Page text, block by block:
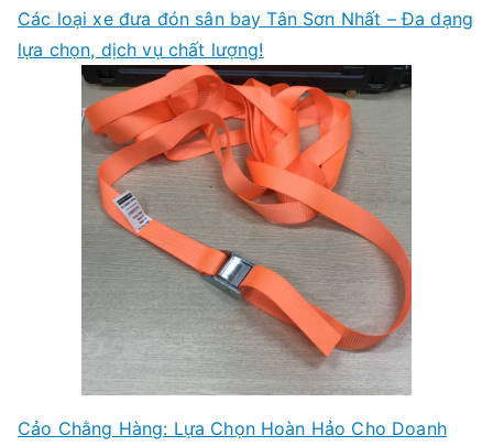
Các loại xe đưa đón sân bay Tân Sơn Nhất – Đa dạng
lựa chọn, dịch vụ chất lượng!
Cảo Chằng Hàng: Lựa Chọn Hoàn Hảo Cho Doanh